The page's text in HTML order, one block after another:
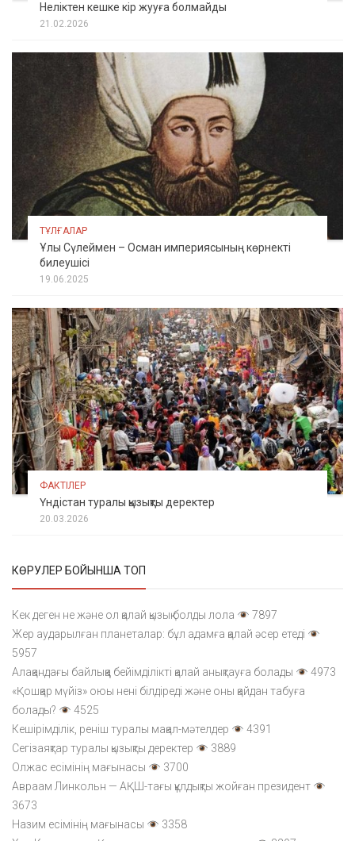
Неліктен кешке кір жууға болмайды
21.02.2026
ТҰЛҒАЛАР
Ұлы Сүлеймен – Осман империясының көрнекті
билеушісі
19.06.2025
ФАКТІЛЕР
Үндістан туралы қызықты деректер
20.03.2026
КӨРУЛЕР БОЙЫНША ТОП
Кек деген не және ол қалай қызық болды лола
7897
Жер аударылған планеталар: бұл адамға қалай әсер етеді
5957
Алақандағы байлыққа бейімділікті қалай анықтауға болады
4973
«Қошқар мүйіз» оюы нені білдіреді және оны қайдан табуға
болады?
4525
Кешірімділік, реніш туралы мақал-мәтелдер
4391
Сегізаяқтар туралы қызықты деректер
3889
Олжас есімінің мағынасы
3700
Авраам Линкольн — АҚШ-тағы құлдықты жойған президент
3673
Назим есімінің мағынасы
3358